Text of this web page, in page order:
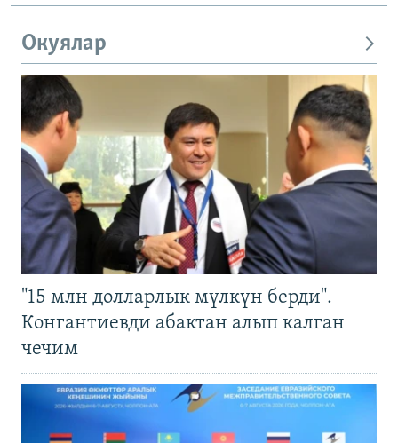
Окуялар
"15 млн долларлык мүлкүн берди".
Конгантиевди абактан алып калган
чечим